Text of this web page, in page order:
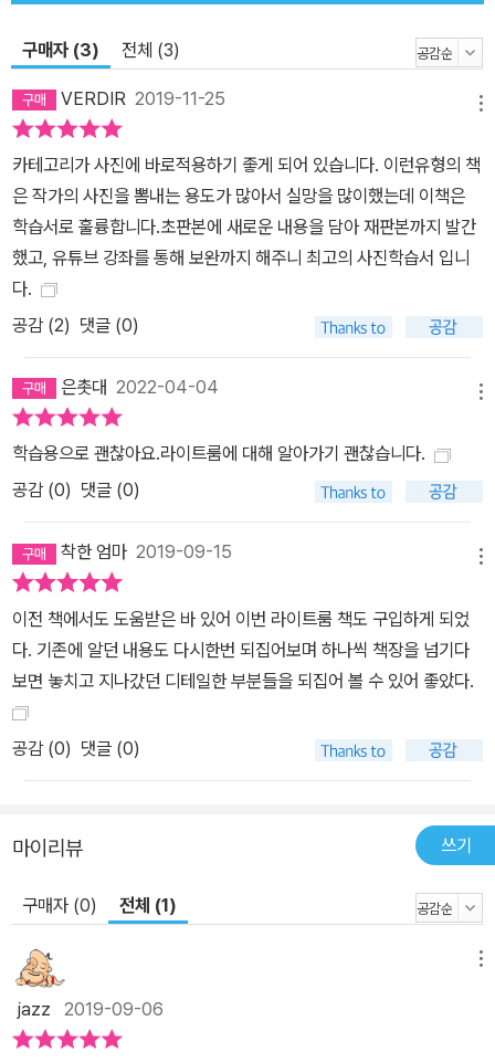
구매자 (3) 전체 (3)
VERDIR 2019-11-25
카테고리가 사진에 바로적용하기 좋게 되어 있습니다. 이런유형의 책
은 작가의 사진을 뽐내는 용도가 많아서 실망을 많이했는데 이책은
학습서로 훌륭합니다.초판본에 새로운 내용을 담아 재판본까지 발간
했고, 유튜브 강좌를 통해 보완까지 해주니 최고의 사진학습서 입니
다.
공감 (2) 댓글 (0)
은촛대 2022-04-04
학습용으로 괜찮아요.라이트룸에 대해 알아가기 괜찮습니다.
공감 (0) 댓글 (0)
착한 엄마 2019-09-15
이전 책에서도 도움받은 바 있어 이번 라이트룸 책도 구입하게 되었
다. 기존에 알던 내용도 다시한번 되집어보며 하나씩 책장을 넘기다
보면 놓치고 지나갔던 디테일한 부분들을 되집어 볼 수 있어 좋았다.
공감 (0) 댓글 (0)
마이리뷰 쓰기
구매자 (0) 전체 (1)
jazz 2019-09-06